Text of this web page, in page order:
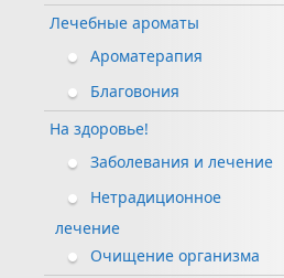
Лечебные ароматы
Ароматерапия
Благовония
На здоровье!
Заболевания и лечение
Нетрадиционное
лечение
Очищение организма